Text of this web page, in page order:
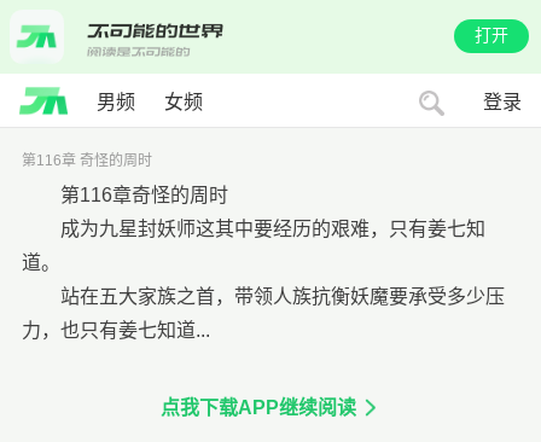
打开
男频 女频 登录
第116章 奇怪的周时
第116章奇怪的周时
成为九星封妖师这其中要经历的艰难，只有姜七知
道。
站在五大家族之首，带领人族抗衡妖魔要承受多少压
力，也只有姜七知道...
点我下载APP继续阅读